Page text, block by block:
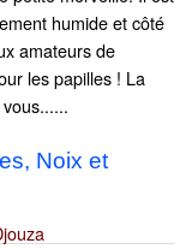
humide et côté
amateurs de
les papilles ! La
Noix et